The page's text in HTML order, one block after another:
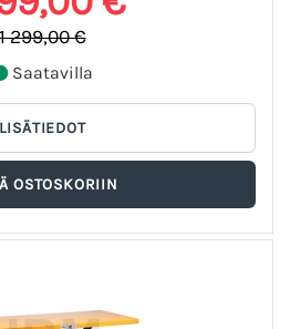
299,00 €
Saatavilla